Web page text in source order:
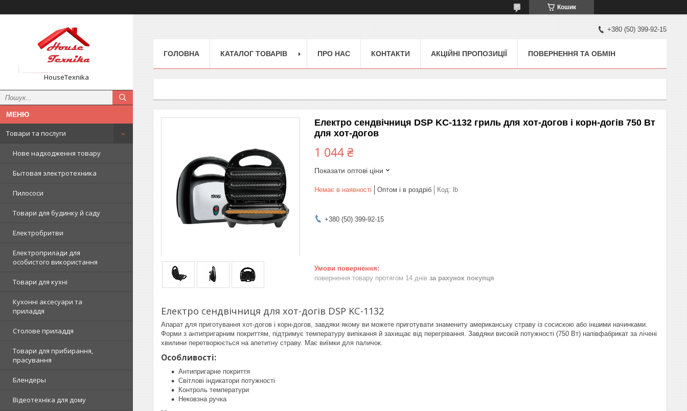
Кошик
HouseTexnika
Товари та послуги
Нове надходження товару
Бытовая электротехника
Пилососи
Товари для будинку й саду
Електробритви
Електроприлади для
особистого використання
Товари для кухні
Кухонні аксесуари та
приладдя
Столове приладдя
Товари для прибирання,
прасування
Блендеры
Відеотехніка для дому
+380 (50) 399-92-15
ГОЛОВНА КАТАЛОГ ТОВАРІВ ПРО НАС КОНТАКТИ АКЦІЙНІ ПРОПОЗИЦІЇ ПОВЕРНЕННЯ ТА ОБМІН
Електро сендвічниця DSP KC-1132 гриль для хот-догов і корн-догів 750 Вт
для хот-догов
1 044 ₴
Показати оптові ціни
Немає в наявності Оптом і в роздріб Код: lb
+380 (50) 399-92-15
повернення товару протягом 14 днів за рахунок покупця
Електро сендвічниця для хот-догів DSP KC-1132
Апарат для приготування хот-догов і корн-догов, завдяки якому ви можете приготувати знамениту американську страву із сосискою або іншими начинками.
Форми з антипригарним покриттям, підтримує температуру випікання й захищає від перегрівання. Завдяки високій потужності (750 Вт) напівфабрикат за лічені
хвилини перетворюється на апетитну страву. Має виїмки для паличок.
Особливості:
Антипригарне покриття
Світлові індикатори потужності
Контроль температури
Нековзна ручка